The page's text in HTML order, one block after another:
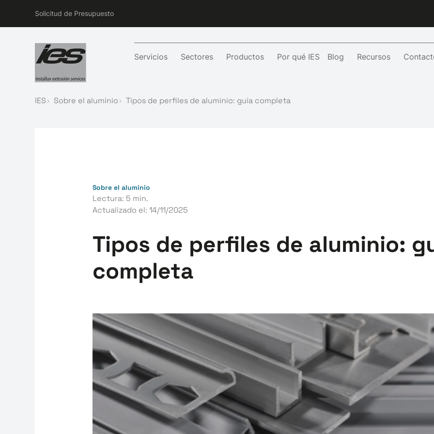
Solicitud de Presupuesto
Servicios Sectores Productos Por qué IES Blog Recursos
IES Sobre el aluminio Tipos de perfiles de aluminio: guía completa
Sobre el aluminio
Lectura: 5 min.
Actualizado el:14/11/2025
Tipos de perfiles de aluminio:
completa